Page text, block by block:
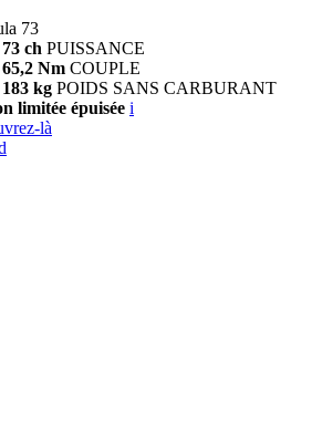
73
73 ch PUISSANCE
65,2 Nm COUPLE
183 kg POIDS SANS CARBURANT
limitée épuisée i
là